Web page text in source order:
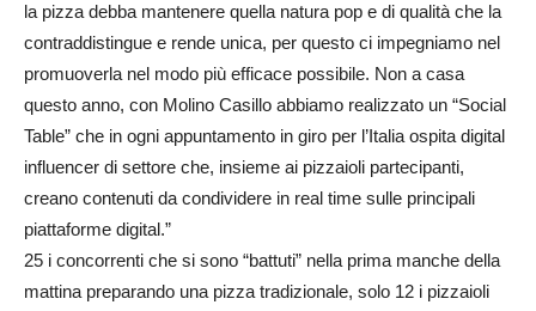
la pizza debba mantenere quella natura pop e di qualità che la
contraddistingue e rende unica, per questo ci impegniamo nel
promuoverla nel modo più efficace possibile. Non a casa
questo anno, con Molino Casillo abbiamo realizzato un “Social
Table” che in ogni appuntamento in giro per l’Italia ospita digital
influencer di settore che, insieme ai pizzaioli partecipanti,
creano contenuti da condividere in real time sulle principali
piattaforme digital.”
25 i concorrenti che si sono “battuti” nella prima manche della
mattina preparando una pizza tradizionale, solo 12 i pizzaioli